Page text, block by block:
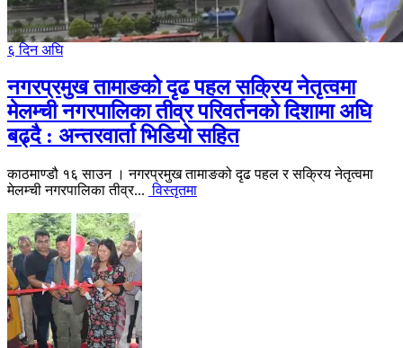
६ दिन अघि
नगरप्रमुख तामाङको दृढ पहल सक्रिय नेतृत्वमा
मेलम्ची नगरपालिका तीव्र परिवर्तनको दिशामा अघि
बढ्दै : अन्तरवार्ता भिडियो सहित
काठमाण्डौ १६ साउन । नगरप्रमुख तामाङको दृढ पहल र सक्रिय नेतृत्वमा
मेलम्ची नगरपालिका तीव्र... विस्तृतमा